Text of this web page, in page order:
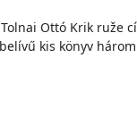
Ottó Krik ruže
kis könyv